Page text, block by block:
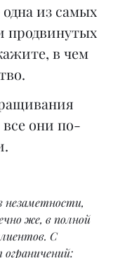
из самых
продвинутых
в чем
они по-
незаметности,
же, в полной
С